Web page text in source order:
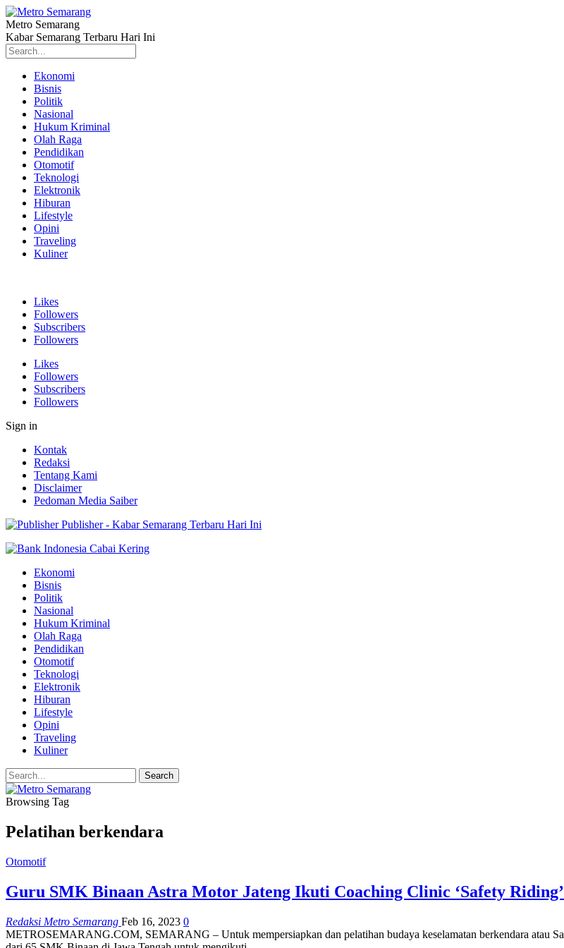
Metro Semarang
Kabar Semarang Terbaru Hari Ini
Ekonomi
Bisnis
Politik
Nasional
Hukum Kriminal
Olah Raga
Pendidikan
Otomotif
Teknologi
Elektronik
Hiburan
Lifestyle
Opini
Traveling
Kuliner
Likes
Followers
Subscribers
Followers
Likes
Followers
Subscribers
Followers
Sign in
Kontak
Redaksi
Tentang Kami
Disclaimer
Pedoman Media Saiber
Publisher - Kabar Semarang Terbaru Hari Ini
Ekonomi
Bisnis
Politik
Nasional
Hukum Kriminal
Olah Raga
Pendidikan
Otomotif
Teknologi
Elektronik
Hiburan
Lifestyle
Opini
Traveling
Kuliner
Browsing Tag
Pelatihan berkendara
Otomotif
Guru SMK Binaan Astra Motor Jateng Ikuti Coaching Clinic ‘Safety Riding’
Redaksi Metro Semarang Feb 16, 2023 0
METROSEMARANG.COM, SEMARANG – Untuk mempersiapkan dan pelatihan budaya keselamatan berkendara atau